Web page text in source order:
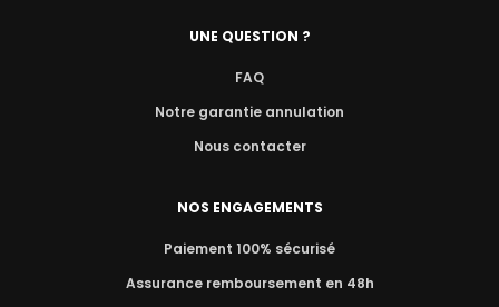
UNE QUESTION ?
FAQ
Notre garantie annulation
Nous contacter
NOS ENGAGEMENTS
Paiement 100% sécurisé
Assurance remboursement en 48h